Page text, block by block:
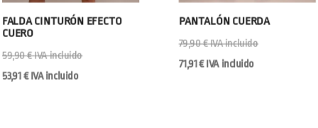
FALDA CINTURÓN EFECTO
CUERO
59,90€IVA incluido
53,91€ IVA incluido
PANTALÓN CUERDA
79,90€ IVA incluido
71,91€ IVA incluido